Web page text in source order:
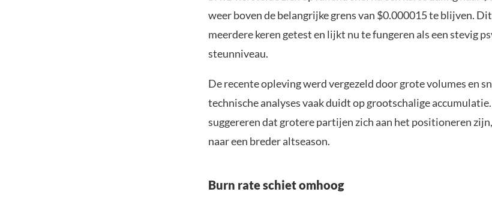
weer boven de belangrijke grens van $0.000015 te blijven.
meerdere keren getest en lijkt nu te fungeren als een stevig
steunniveau.
De recente opleving werd vergezeld door grote volumes en
technische analyses vaak duidt op grootschalige
suggereren dat grotere partijen zich aan het positioneren
naar een breder altseason.
Burn rate schiet omhoog